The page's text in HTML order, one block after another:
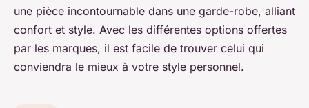
une pièce incontournable dans une garde-robe, alliant
confort et style. Avec les différentes options offertes
par les marques, il est facile de trouver celui qui
conviendra le mieux à votre style personnel.